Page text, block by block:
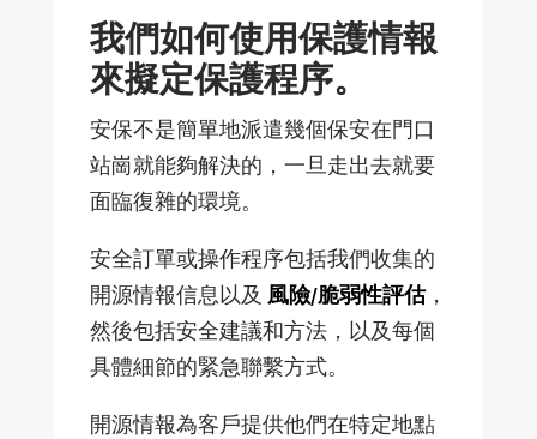
我們如何使用保護情報
來擬定保護程序。
安保不是簡單地派遣幾個保安在門口
站崗就能夠解決的，一旦走出去就要
面臨復雜的環境。
安全訂單或操作程序包括我們收集的
開源情報信息以及 風險/脆弱性評估，
然後包括安全建議和方法，以及每個
具體細節的緊急聯繫方式。
開源情報為客戶提供他們在特定地點